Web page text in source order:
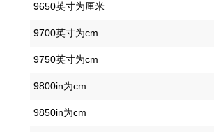
9650英寸为厘米
9700英寸为cm
9750英寸为cm
9800in为cm
9850in为cm